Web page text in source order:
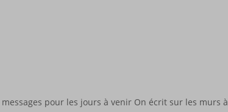
pour les jours à venir On écrit sur les murs à